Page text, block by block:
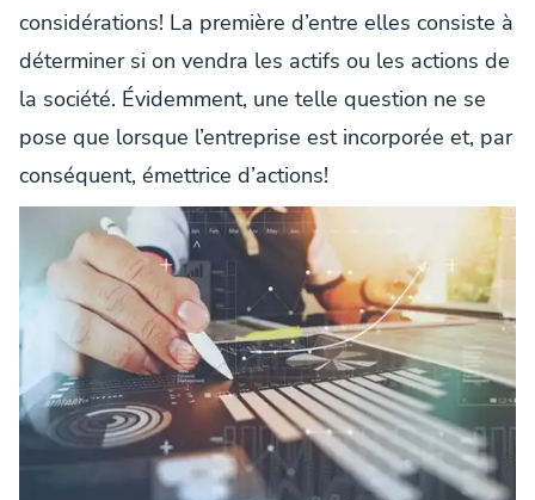
considérations! La première d’entre elles consiste à
déterminer si on vendra les actifs ou les actions de
la société. Évidemment, une telle question ne se
pose que lorsque l’entreprise est incorporée et, par
conséquent, émettrice d’actions!